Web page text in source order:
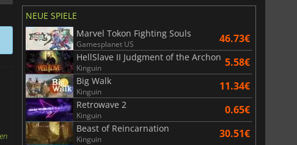
NEUE SPIELE
Marvel Tokon Fighting Souls
Gamesplanet US 46.73€
HellSlave II Judgment of the Archon
Kinguin 5.58€
Big Walk
Kinguin 11.34€
Retrowave 2
Kinguin 0.65€
Beast of Reincarnation
Kinguin 30.51€